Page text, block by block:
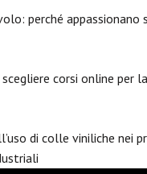
perché appassionano
corsi online per
di colle viniliche nei